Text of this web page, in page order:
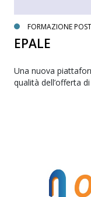
FORMAZIONE
EPALE
Una nuova
qualità dell’offerta